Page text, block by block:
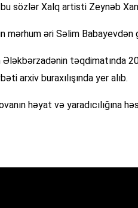
sözlər Xalq artisti Zeynəb
mərhum əri Səlim Babayevdən
təqdimatında
arxiv buraxılışında yer alıb.
həyat və yaradıcılığına